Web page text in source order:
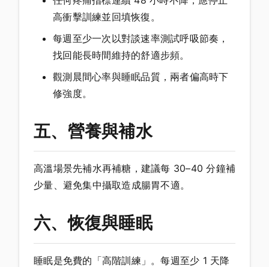
高衝擊訓練並回填恢復。
每週至少一次以對談速率測試呼吸節奏，
找回能長時間維持的舒適步頻。
觀測晨間心率與睡眠品質，兩者偏高時下
修強度。
五、營養與補水
高溫場景先補水再補糖，建議每 30–40 分鐘補
少量、避免集中攝取造成腸胃不適。
六、恢復與睡眠
睡眠是免費的「高階訓練」。每週至少 1 天降